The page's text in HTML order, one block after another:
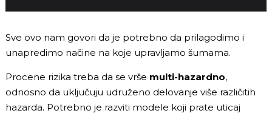
Sve ovo nam govori da je potrebno da prilagodimo i
unapredimo načine na koje upravljamo šumama.
Procene rizika treba da se vrše multi-hazardno,
odnosno da uključuju udruženo delovanje više različitih
hazarda. Potrebno je razviti modele koji prate uticaj